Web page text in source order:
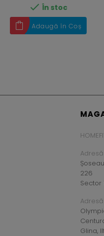
 În stoc
Adaugă în Coș
226
Sector
Glina,